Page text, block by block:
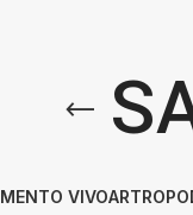
VIVO